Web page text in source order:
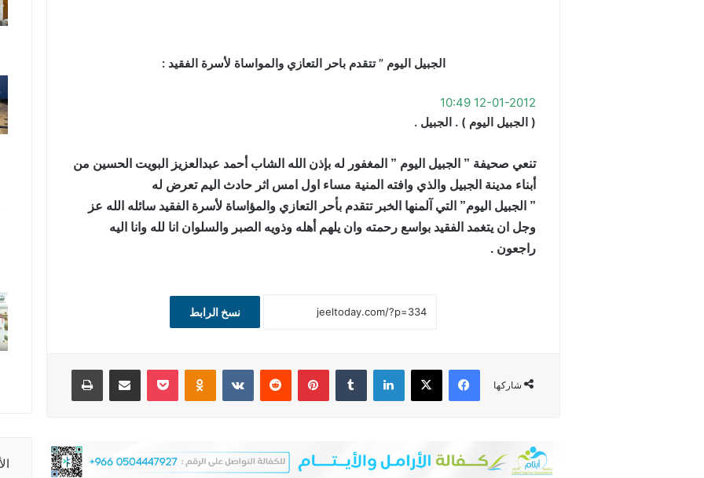
الجبيل اليوم ” تتقدم باحر التعازي والمواساة لأسرة الفقيد :
12-01-2012 10:49
( الجبيل اليوم ) . الجبيل .
تنعي صحيفة ” الجبيل اليوم ” المغفور له بإذن الله الشاب أحمد عبدالعزيز البويت الحسين من
أبناء مدينة الجبيل والذي وافته المنية مساء اول امس اثر حادث اليم تعرض له
” الجبيل اليوم” التي آلمنها الخبر تتقدم بأحر التعازي والمؤاساة لأسرة الفقيد سائله الله عز
وجل ان يتغمد الفقيد بواسع رحمته وان يلهم أهله وذويه الصبر والسلوان انا لله وانا اليه
راجعون .
نسخ الرابط
شاركها
فيسبوك ‫X لينكدإن بينتيريست ‏VKontakte